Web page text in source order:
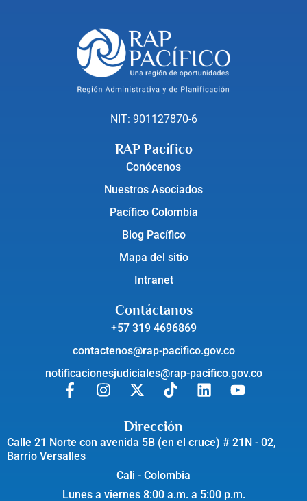
NIT: 901127870-6
RAP Pacífico
Conócenos
Nuestros Asociados
Pacífico Colombia
Blog Pacífico
Mapa del sitio
Intranet
Contáctanos
+57 319 4696869
contactenos@rap-pacifico.gov.co
notificacionesjudiciales@rap-pacifico.gov.co
Dirección
Calle 21 Norte con avenida 5B (en el cruce) # 21N - 02,
Barrio Versalles
Cali - Colombia
Lunes a viernes 8:00 a.m. a 5:00 p.m.